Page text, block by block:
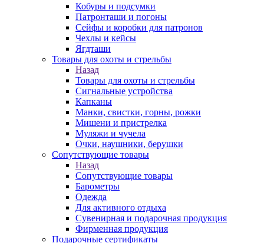
Кобуры и подсумки
Патронташи и погоны
Сейфы и коробки для патронов
Чехлы и кейсы
Ягдташи
Товары для охоты и стрельбы
Назад
Товары для охоты и стрельбы
Сигнальные устройства
Капканы
Манки, свистки, горны, рожки
Мишени и пристрелка
Муляжи и чучела
Очки, наушники, берушки
Сопутствующие товары
Назад
Сопутствующие товары
Барометры
Одежда
Для активного отдыха
Сувенирная и подарочная продукция
Фирменная продукция
Подарочные сертификаты